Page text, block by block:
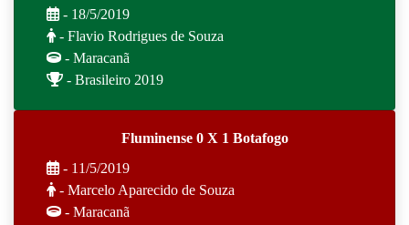
- 18/5/2019
- Flavio Rodrigues de Souza
- Maracanã
- Brasileiro 2019
Fluminense 0 X 1 Botafogo
- 11/5/2019
- Marcelo Aparecido de Souza
- Maracanã